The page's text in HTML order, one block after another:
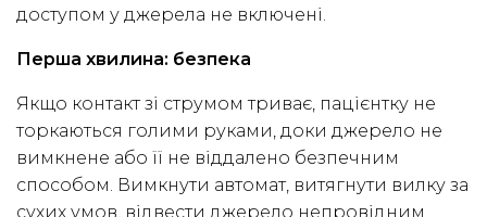
доступом у джерела не включені.
Перша хвилина: безпека
Якщо контакт зі струмом триває, пацієнтку не
торкаються голими руками, доки джерело не
вимкнене або її не віддалено безпечним
способом. Вимкнути автомат, витягнути вилку за
сухих умов, відвести джерело непровідним